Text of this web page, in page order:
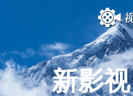
新影